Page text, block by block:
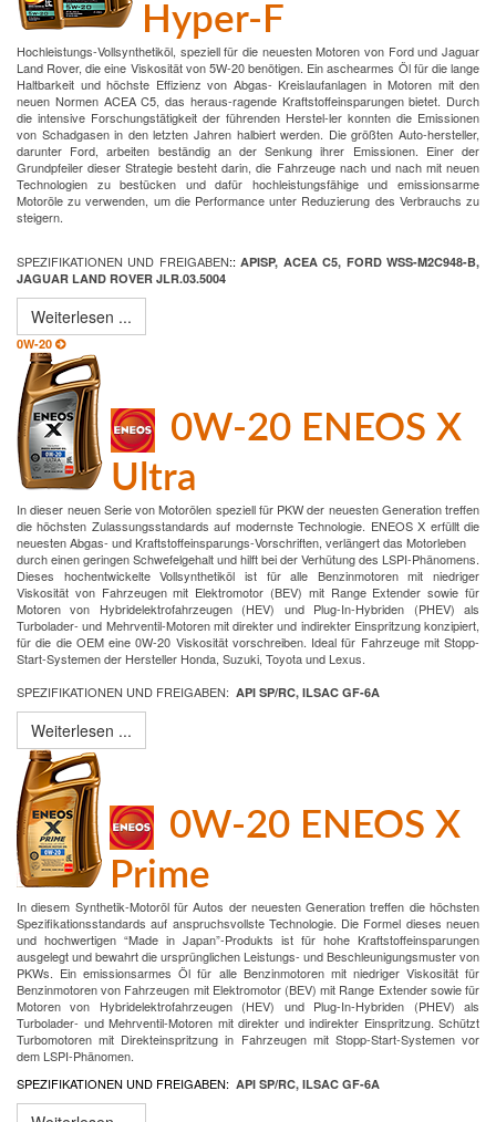
Hyper-F
Hochleistungs-Vollsynthetiköl, speziell für die neuesten Motoren von Ford und Jaguar
Land Rover, die eine Viskosität von 5W-20 benötigen. Ein aschearmes Öl für die lange
Haltbarkeit und höchste Effizienz von Abgas- Kreislaufanlagen in Motoren mit den
neuen Normen ACEA C5, das heraus-ragende Kraftstoffeinsparungen bietet. Durch
die intensive Forschungstätigkeit der führenden Herstel-ler konnten die Emissionen
von Schadgasen in den letzten Jahren halbiert werden. Die größten Auto-hersteller,
darunter Ford, arbeiten beständig an der Senkung ihrer Emissionen. Einer der
Grundpfeiler dieser Strategie besteht darin, die Fahrzeuge nach und nach mit neuen
Technologien zu bestücken und dafür hochleistungsfähige und emissionsarme
Motoröle zu verwenden, um die Performance unter Reduzierung des Verbrauchs zu
steigern.
SPEZIFIKATIONEN UND FREIGABEN:: APISP, ACEA C5, FORD WSS-M2C948-B,
JAGUAR LAND ROVER JLR.03.5004
Weiterlesen ...
0W-20
0W-20 ENEOS X
Ultra
In dieser neuen Serie von Motorölen speziell für PKW der neuesten Generation treffen
die höchsten Zulassungsstandards auf modernste Technologie. ENEOS X erfüllt die
neuesten Abgas- und Kraftstoffeinsparungs-Vorschriften, verlängert das Motorleben
durch einen geringen Schwefelgehalt und hilft bei der Verhütung des LSPI-Phänomens.
Dieses hochentwickelte Vollsynthetiköl ist für alle Benzinmotoren mit niedriger
Viskosität von Fahrzeugen mit Elektromotor (BEV) mit Range Extender sowie für
Motoren von Hybridelektrofahrzeugen (HEV) und Plug-In-Hybriden (PHEV) als
Turbolader- und Mehrventil-Motoren mit direkter und indirekter Einspritzung konzipiert,
für die die OEM eine 0W-20 Viskosität vorschreiben. Ideal für Fahrzeuge mit Stopp-
Start-Systemen der Hersteller Honda, Suzuki, Toyota und Lexus.
SPEZIFIKATIONEN UND FREIGABEN: API SP/RC, ILSAC GF-6A
Weiterlesen ...
0W-20 ENEOS X
Prime
In diesem Synthetik-Motoröl für Autos der neuesten Generation treffen die höchsten
Spezifikationsstandards auf anspruchsvollste Technologie. Die Formel dieses neuen
und hochwertigen “Made in Japan”-Produkts ist für hohe Kraftstoffeinsparungen
ausgelegt und bewahrt die ursprünglichen Leistungs- und Beschleunigungsmuster von
PKWs. Ein emissionsarmes Öl für alle Benzinmotoren mit niedriger Viskosität für
Benzinmotoren von Fahrzeugen mit Elektromotor (BEV) mit Range Extender sowie für
Motoren von Hybridelektrofahrzeugen (HEV) und Plug-In-Hybriden (PHEV) als
Turbolader- und Mehrventil-Motoren mit direkter und indirekter Einspritzung. Schützt
Turbomotoren mit Direkteinspritzung in Fahrzeugen mit Stopp-Start-Systemen vor
dem LSPI-Phänomen.
SPEZIFIKATIONEN UND FREIGABEN: API SP/RC, ILSAC GF-6A